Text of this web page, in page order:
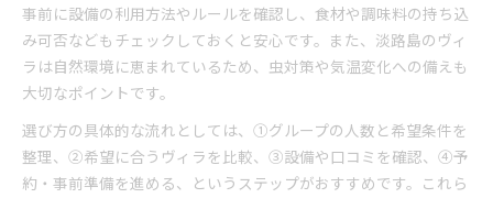
事前に設備の利用方法やルールを確認し、食材や調味料の持ち込
み可否などもチェックしておくと安心です。また、淡路島のヴィ
ラは自然環境に恵まれているため、虫対策や気温変化への備えも
大切なポイントです。
選び方の具体的な流れとしては、①グループの人数と希望条件を
整理、②希望に合うヴィラを比較、③設備や口コミを確認、④予
約・事前準備を進める、というステップがおすすめです。これら